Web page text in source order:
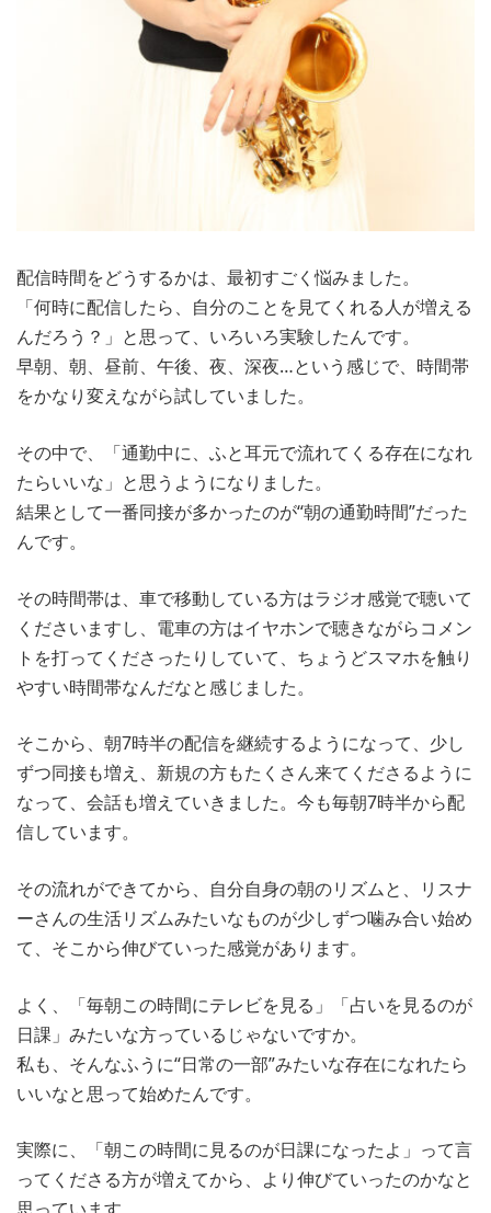
配信時間をどうするかは、最初すごく悩みました。
「何時に配信したら、自分のことを見てくれる人が増える
んだろう？」と思って、いろいろ実験したんです。
早朝、朝、昼前、午後、夜、深夜…という感じで、時間帯
をかなり変えながら試していました。
その中で、「通勤中に、ふと耳元で流れてくる存在になれ
たらいいな」と思うようになりました。
結果として一番同接が多かったのが“朝の通勤時間”だった
んです。
その時間帯は、車で移動している方はラジオ感覚で聴いて
くださいますし、電車の方はイヤホンで聴きながらコメン
トを打ってくださったりしていて、ちょうどスマホを触り
やすい時間帯なんだなと感じました。
そこから、朝7時半の配信を継続するようになって、少し
ずつ同接も増え、新規の方もたくさん来てくださるように
なって、会話も増えていきました。今も毎朝7時半から配
信しています。
その流れができてから、自分自身の朝のリズムと、リスナ
ーさんの生活リズムみたいなものが少しずつ噛み合い始め
て、そこから伸びていった感覚があります。
よく、「毎朝この時間にテレビを見る」「占いを見るのが
日課」みたいな方っているじゃないですか。
私も、そんなふうに“日常の一部”みたいな存在になれたら
いいなと思って始めたんです。
実際に、「朝この時間に見るのが日課になったよ」って言
ってくださる方が増えてから、より伸びていったのかなと